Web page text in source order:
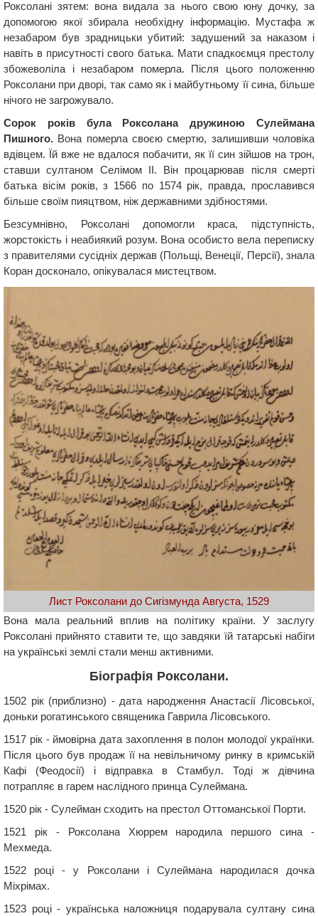
Роксолані зятем: вона видала за нього свою юну дочку, за
допомогою якої збирала необхідну інформацію. Мустафа ж
незабаром був зрадницьки убитий: задушений за наказом і
навіть в присутності свого батька. Мати спадкоємця престолу
збожеволіла і незабаром померла. Після цього положенню
Роксолани при дворі, так само як і майбутньому її сина, більше
нічого не загрожувало.
Сорок років була Роксолана дружиною Сулеймана
Пишного. Вона померла своєю смертю, залишивши чоловіка
вдівцем. Їй вже не вдалося побачити, як її син зійшов на трон,
ставши султаном Селімом II. Він процарював після смерті
батька вісім років, з 1566 по 1574 рік, правда, прославився
більше своїм пияцтвом, ніж державними здібностями.
Безсумнівно, Роксолані допомогли краса, підступність,
жорстокість і неабиякий розум. Вона особисто вела переписку
з правителями сусідніх держав (Польщі, Венеції, Персії), знала
Коран досконало, опікувалася мистецтвом.
Лист Роксолани до Сигізмунда Августа, 1529
Вона мала реальний вплив на політику країни. У заслугу
Роксолані прийнято ставити те, що завдяки їй татарські набіги
на українські землі стали менш активними.
Біографія Роксолани.
1502 рік (приблизно) - дата народження Анастасії Лісовської,
доньки рогатинського священика Гаврила Лісовського.
1517 рік - ймовірна дата захоплення в полон молодої українки.
Після цього був продаж її на невільничому ринку в кримській
Кафі (Феодосії) і відправка в Стамбул. Тоді ж дівчина
потрапляє в гарем наслідного принца Сулеймана.
1520 рік - Сулейман сходить на престол Оттоманської Порти.
1521 рік - Роксолана Хюррем народила першого сина -
Мехмеда.
1522 році - у Роксолани і Сулеймана народилася дочка
Міхрімах.
1523 році - українська наложниця подарувала султану сина